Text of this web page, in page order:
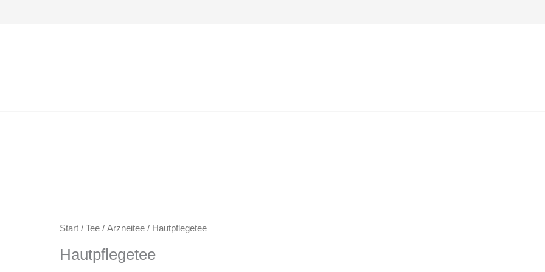
Inhalt
Start /Tee /Arzneitee / Hautpflegetee
Hautpflegetee